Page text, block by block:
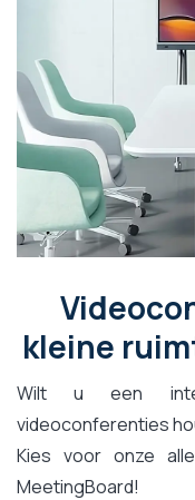
kleine
Wilt u een
videoconferenties
Kies voor onze
MeetingBoard!